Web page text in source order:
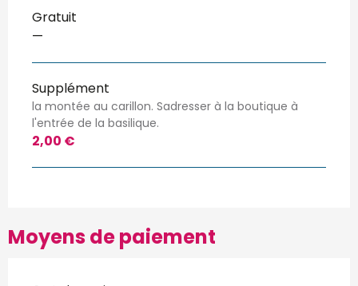
Gratuit
—
Supplément
la montée au carillon. Sadresser à la boutique à
l'entrée de la basilique.
2,00 €
Moyens de paiement